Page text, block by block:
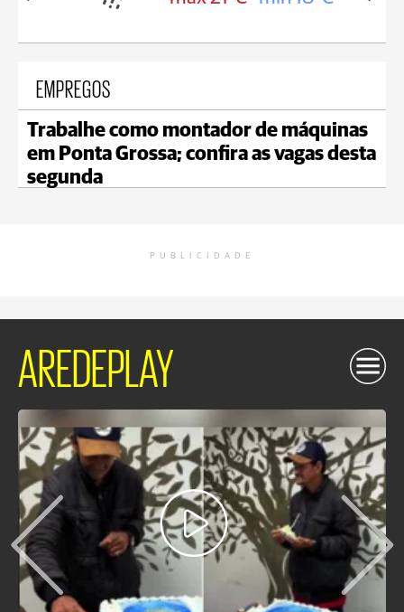
EMPREGOS
Trabalhe como montador de máquinas
em Ponta Grossa; confira as vagas desta
segunda
PUBLICIDADE
AREDEPLAY